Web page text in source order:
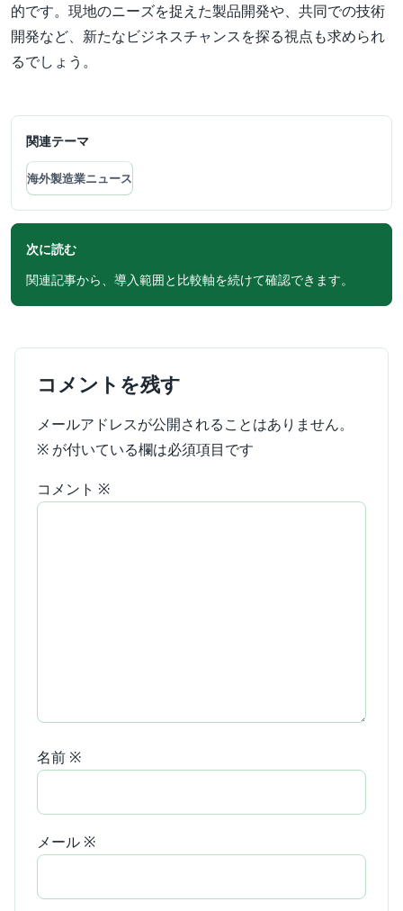
的です。現地のニーズを捉えた製品開発や、共同での技術
開発など、新たなビジネスチャンスを探る視点も求められ
るでしょう。
関連テーマ
海外製造業ニュース
次に読む
関連記事から、導入範囲と比較軸を続けて確認できます。
コメントを残す
メールアドレスが公開されることはありません。
※ が付いている欄は必須項目です
コメント ※
名前 ※
メール ※